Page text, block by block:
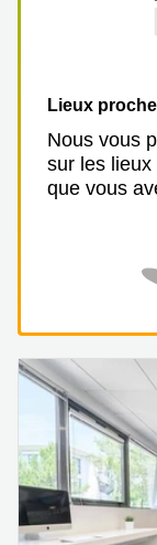
Lieux
Nous vous
sur les
que vous